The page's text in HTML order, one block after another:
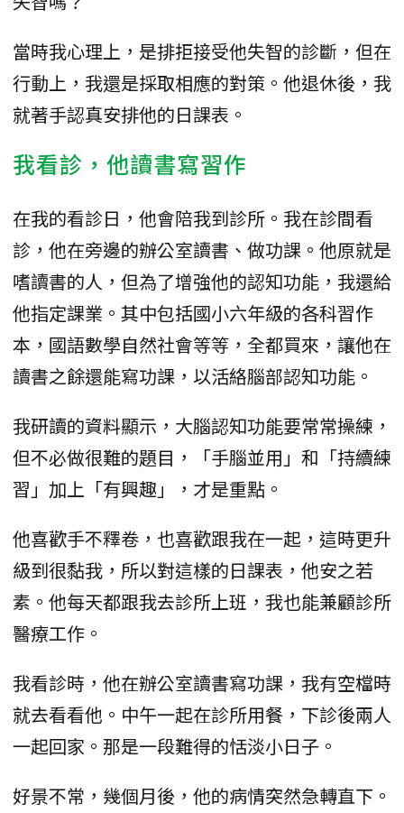
當時我心理上，是排拒接受他失智的診斷，但在
行動上，我還是採取相應的對策。他退休後，我
就著手認真安排他的日課表。
我看診，他讀書寫習作
在我的看診日，他會陪我到診所。我在診間看
診，他在旁邊的辦公室讀書、做功課。他原就是
嗜讀書的人，但為了增強他的認知功能，我還給
他指定課業。其中包括國小六年級的各科習作
本，國語數學自然社會等等，全都買來，讓他在
讀書之餘還能寫功課，以活絡腦部認知功能。
我研讀的資料顯示，大腦認知功能要常常操練，
但不必做很難的題目，「手腦並用」和「持續練
習」加上「有興趣」，才是重點。
他喜歡手不釋卷，也喜歡跟我在一起，這時更升
級到很黏我，所以對這樣的日課表，他安之若
素。他每天都跟我去診所上班，我也能兼顧診所
醫療工作。
我看診時，他在辦公室讀書寫功課，我有空檔時
就去看看他。中午一起在診所用餐，下診後兩人
一起回家。那是一段難得的恬淡小日子。
好景不常，幾個月後，他的病情突然急轉直下。